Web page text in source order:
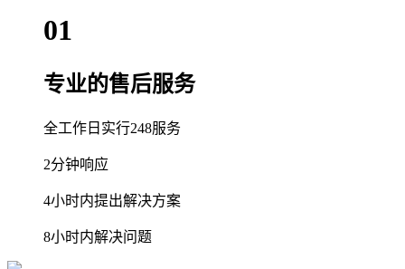
01
专业的售后服务
全工作日实行248服务
2分钟响应
4小时内提出解决方案
8小时内解决问题